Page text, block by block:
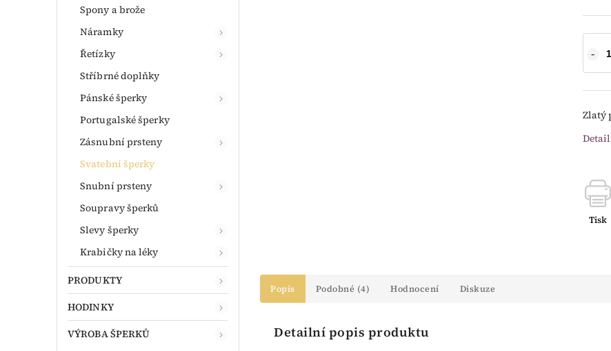
Spony a brože
Náramky
Řetízky
Stříbrné doplňky
Pánské šperky
Portugalské šperky
Zásnubní prsteny
Svatební šperky
Snubní prsteny
Soupravy šperků
Slevy šperky
Krabičky na léky
PRODUKTY
HODINKY
VÝROBA ŠPERKŮ
Zlatý
Tisk
Popis Podobné (4) Hodnocení Diskuze
Detailní popis produktu